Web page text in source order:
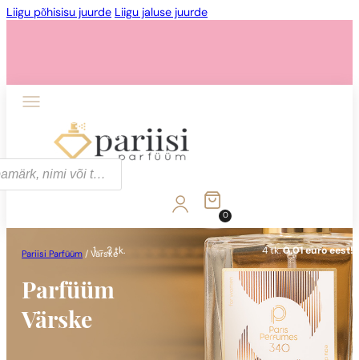
Liigu põhisisu juurde Liigu jaluse juurde
1 - 3 tk.
1 - 3 tk. 4 tk.0,01 euro eest!
0
Pariisi Parfüüm /Värske
Parfüüm
Värske